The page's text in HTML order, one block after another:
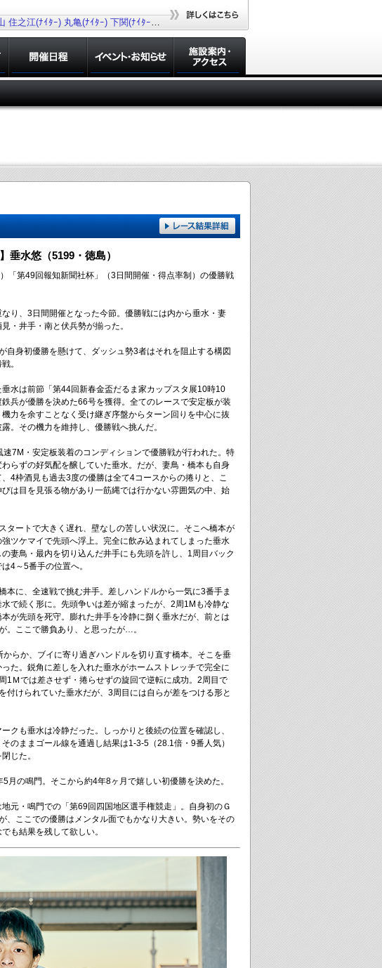
住之江(ﾅｲﾀｰ) 丸亀(ﾅｲﾀｰ) 下関(ﾅｲﾀｰ) 若松(ﾅｲﾀｰ) 大村(ﾅｲﾀｰ)
】垂水悠（5199・徳島）
「第49回報知新聞社杯」（3日間開催・得点率制）の優勝戦
り、3日間開催となった今節。優勝戦には内から垂水・妻
・井手・南と伏兵勢が揃った。
自身初優勝を懸けて、ダッシュ勢3者はそれを阻止する構図
。
垂水は前節「第44回新春金盃だるま家カップスタ展10時10
兵が優勝を決めた66号を獲得。全てのレースで安定板が装
力を余すことなく受け継ぎ序盤からターン回りを中心に抜
。その機力を維持し、優勝戦へ挑んだ。
速7M・安定板装着のコンディションで優勝戦が行われた。特
らずの好気配を醸していた垂水。だが、妻鳥・橋本も自身
4枠酒見も過去3度の優勝は全て4コースからの捲りと、こ
びは目を見張る物があり一筋縄では行かない雰囲気の中、始
タートで大きく遅れ、壁なしの苦しい状況に。そこへ橋本が
強ツケマイで先頭へ浮上。完全に飲み込まれてしまった垂水
妻鳥・最内を切り込んだ井手にも先頭を許し、1周目バック
4～5番手の位置へ。
本に、全速戦で挑む井手。差しハンドルから一気に3番手ま
で続く形に。先頭争いは差が縮まったが、2周1Mも冷静な
が先頭を死守。膨れた井手を冷静に捌く垂水だが、前とは
。ここで勝負あり、と思ったが…。
からか、ブイに寄り過ぎハンドルを切り直す橋本。そこを垂
た。鋭角に差しを入れた垂水がホームストレッチで完全に
1Ｍでは差させず・捲らせずの旋回で逆転に成功。2周目で
付けられていた垂水だが、3周目には自らが差をつける形と
クも垂水は冷静だった。しっかりと後続の位置を確認し、
のままゴール線を通過し結果は1-3-5（28.1倍・9番人気）
じた。
月の鳴門。そこから約4年8ヶ月で嬉しい初優勝を決めた。
元・鳴門での「第69回四国地区選手権競走」。自身初のＧ
、ここでの優勝はメンタル面でもかなり大きい。勢いをその
も結果を残して欲しい。